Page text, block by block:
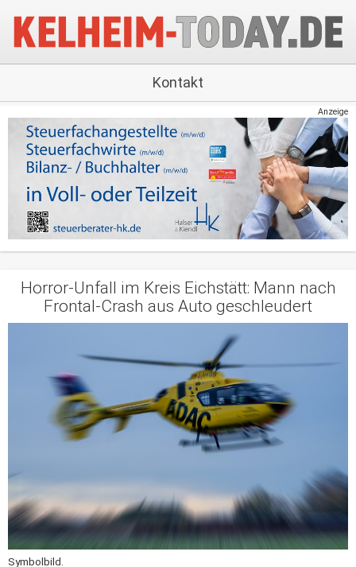
Kontakt
Anzeige
Horror-Unfall im Kreis Eichstätt: Mann nach
Frontal-Crash aus Auto geschleudert
Symbolbild.